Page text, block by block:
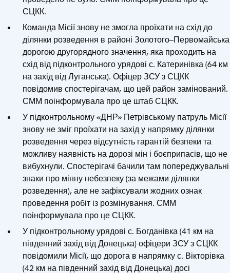
СЦКК.
Команда Місії знову не змогла проїхати на схід до
ділянки розведення в районі Золотого–Первомайська
дорогою другорядного значення, яка проходить на
схід від підконтрольного урядові с. Катеринівка (64 км
на захід від Луганська). Офіцер ЗСУ з СЦКК
повідомив спостерігачам, що цей район замінований.
СММ поінформувала про це штаб СЦКК.
У підконтрольному «ДНР» Петрівському патруль Місії
знову не зміг проїхати на захід у напрямку ділянки
розведення через відсутність гарантій безпеки та
можливу наявність на дорозі мін і боєприпасів, що не
вибухнули. Спостерігачі бачили там попереджувальні
знаки про мінну небезпеку (за межами ділянки
розведення), але не зафіксували жодних ознак
проведення робіт із розмінування. СММ
поінформувала про це СЦКК.
У підконтрольному урядові с. Богданівка (41 км на
південний захід від Донецька) офіцери ЗСУ з СЦКК
повідомили Місії, що дорога в напрямку с. Вікторівка
(42 км на південний захід від Донецька) досі